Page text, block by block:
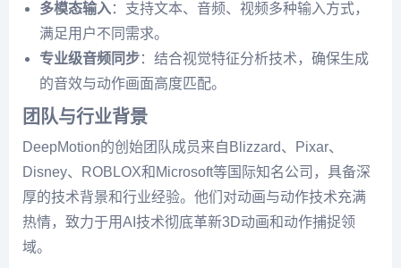
多模态输入 ：支持文本、音频、视频多种输入方式，
满足用户不同需求。
专业级音频同步：结合视觉特征分析技术，确保生成
的音效与动作画面高度匹配。
团队与行业背景
DeepMotion的创始团队成员来自Blizzard、Pixar、
Disney、ROBLOX和Microsoft等国际知名公司，具备深
厚的技术背景和行业经验。他们对动画与动作技术充满
热情，致力于用AI技术彻底革新3D动画和动作捕捉领
域。